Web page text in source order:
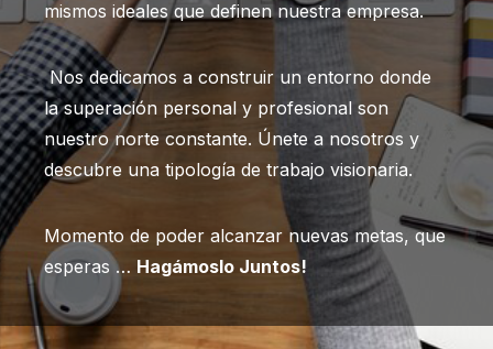
mismos ideales que definen nuestra empresa.
Nos dedicamos a construir un entorno donde
la superación personal y profesional son
nuestro norte constante. Únete a nosotros y
descubre una tipología de trabajo visionaria.
Momento de poder alcanzar nuevas metas, que
esperas … Hagámoslo Juntos!